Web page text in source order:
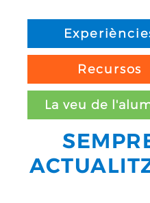
Recursos
La veu de